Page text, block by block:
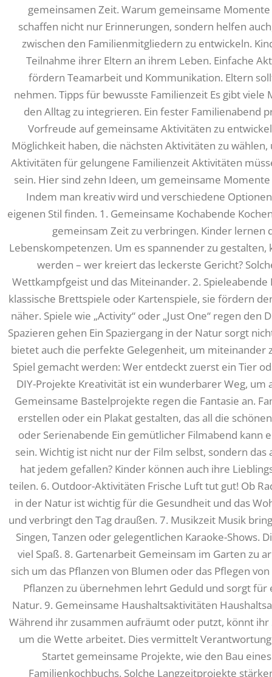
gemeinsamen Zeit. Warum gemeinsame
schaffen nicht nur Erinnerungen, sondern helfen
zwischen den Familienmitgliedern zu entwickeln.
Teilnahme ihrer Eltern an ihrem Leben. Einfache
fördern Teamarbeit und Kommunikation. Eltern
nehmen. Tipps für bewusste Familienzeit Es gibt
den Alltag zu integrieren. Ein fester Familienabend
Vorfreude auf gemeinsame Aktivitäten zu
Möglichkeit haben, die nächsten Aktivitäten zu
Aktivitäten für gelungene Familienzeit Aktivitäten
sein. Hier sind zehn Ideen, um gemeinsame
Indem man kreativ wird und verschiedene
eigenen Stil finden. 1. Gemeinsame Kochabende
gemeinsam Zeit zu verbringen. Kinder lernen
Lebenskompetenzen. Um es spannender zu
werden – wer kreiert das leckerste Gericht?
Wettkampfgeist und das Miteinander. 2. Spieleabende
klassische Brettspiele oder Kartenspiele, sie fördern
näher. Spiele wie „Activity“ oder „Just One“ regen den
Spazieren gehen Ein Spaziergang in der Natur sorgt
bietet auch die perfekte Gelegenheit, um miteinander
Spiel gemacht werden: Wer entdeckt zuerst ein Tier
DIY-Projekte Kreativität ist ein wunderbarer Weg,
Gemeinsame Bastelprojekte regen die Fantasie an.
erstellen oder ein Plakat gestalten, das all die
oder Serienabende Ein gemütlicher Filmabend kann
sein. Wichtig ist nicht nur der Film selbst, sondern
hat jedem gefallen? Kinder können auch ihre
teilen. 6. Outdoor-Aktivitäten Frische Luft tut gut! Ob
in der Natur ist wichtig für die Gesundheit und das
und verbringt den Tag draußen. 7. Musikzeit Musik
Singen, Tanzen oder gelegentlichen Karaoke-Shows.
viel Spaß. 8. Gartenarbeit Gemeinsam im Garten zu
sich um das Pflanzen von Blumen oder das Pflegen
Pflanzen zu übernehmen lehrt Geduld und sorgt
Natur. 9. Gemeinsame Haushaltsaktivitäten
Während ihr zusammen aufräumt oder putzt, könnt
um die Wette arbeitet. Dies vermittelt
Startet gemeinsame Projekte, wie den Bau
Familienkochbuchs. Solche Langzeitprojekte